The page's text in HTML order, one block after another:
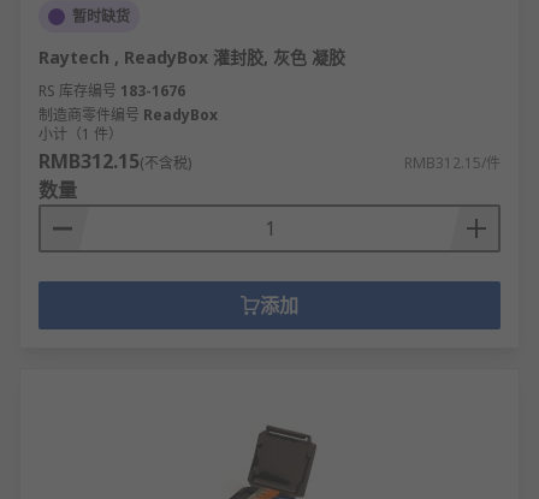
物理性能：固化后邵氏硬度A20
0.510MPa，伸长率最高可达500%，耐压最高可
达10MPa。
功能特性：可分为绝缘型、导热型、阻燃型、
食品级等不同等级，部分型号具备防水、耐
油、耐酸碱性能。
密封胶的应用领域
电子电器：灌封胶用于电路板、传感器、变压
器的防护，环氧树脂胶用于电子元件粘接密
压管道的螺纹与法兰连接密封。
工业制造：环氧树脂胶用于机械设备修补粘
接，灌封胶用于汽车、航空航天器件防护。
暂时缺货
Raytech , ReadyBox 灌封胶, 灰色 凝胶
RS 库存编号 183-1676
制造商零件编号 ReadyBox
小计（1 件）
RMB312.15(不含税) RMB312.15/件
数量
添加